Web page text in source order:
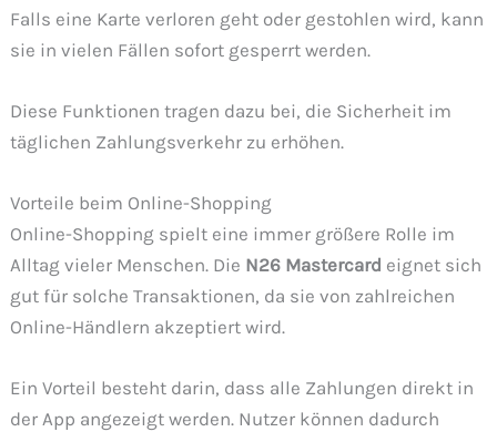
Falls eine Karte verloren geht oder gestohlen wird, kann
sie in vielen Fällen sofort gesperrt werden.
Diese Funktionen tragen dazu bei, die Sicherheit im
täglichen Zahlungsverkehr zu erhöhen.
Vorteile beim Online-Shopping
Online-Shopping spielt eine immer größere Rolle im
Alltag vieler Menschen. Die N26 Mastercard eignet sich
gut für solche Transaktionen, da sie von zahlreichen
Online-Händlern akzeptiert wird.
Ein Vorteil besteht darin, dass alle Zahlungen direkt in
der App angezeigt werden. Nutzer können dadurch